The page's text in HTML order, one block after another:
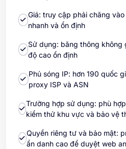
Giá: truy cập phải chăng
nhanh và ổn định
Sử dụng: băng thông không
độ cao ổn định
Phủ sóng IP: hơn 190 quốc
proxy ISP và ASN
Trường hợp sử dụng: phù
kiểm thử khu vực và bảo vệ
Quyền riêng tư và bảo mật:
ẩn danh cao để duyệt web